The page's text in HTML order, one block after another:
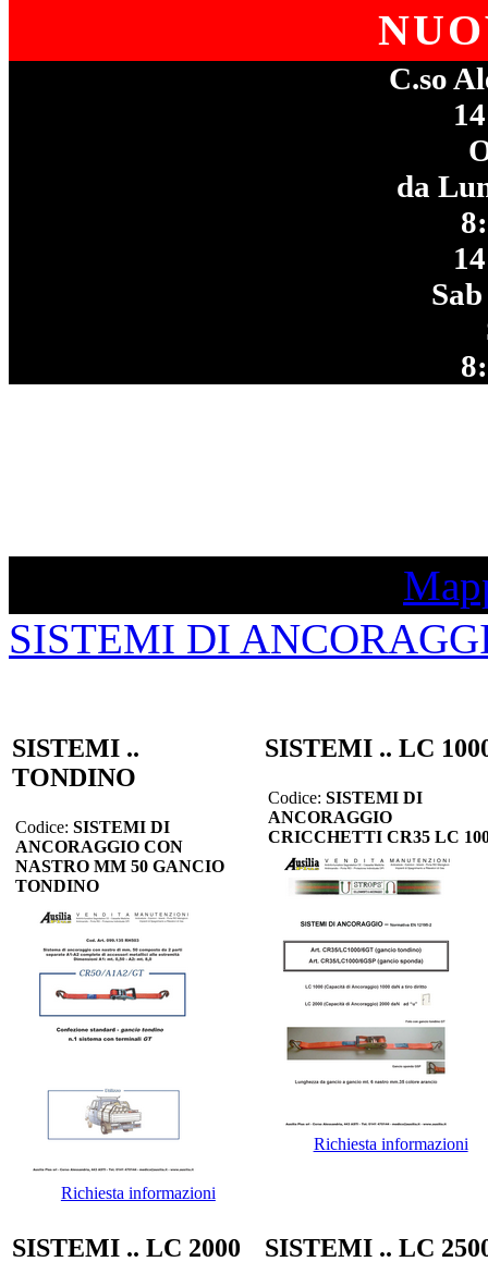
C.so
da
SISTEMI DI
SISTEMI ..
TONDINO
Codice: SISTEMI DI
ANCORAGGIO CON
NASTRO MM 50 GANCIO
TONDINO
Richiesta informazioni
SISTEMI .. LC
Codice: SISTEMI DI
ANCORAGGIO
CRICCHETTI CR35 LC
Richiesta informazioni
SISTEMI .. LC 2000 SISTEMI .. LC